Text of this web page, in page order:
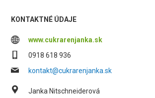
KONTAKTNÉ ÚDAJE
www.cukrarenjanka.sk
0918 618 936
kontakt@cukrarenjanka.sk
Janka Nitschneiderová